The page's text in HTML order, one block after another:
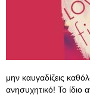
μην καυγαδίζεις
ανησυχητικό! Το ίδιο